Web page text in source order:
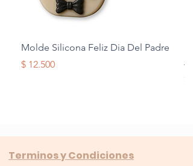
Molde Silicona Feliz Dia Del Padre
Precio
$ 12.500
$
Terminos y Condiciones